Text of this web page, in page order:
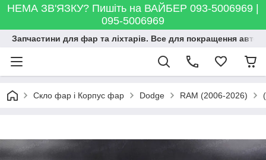
НЕМА ЗВ'ЯЗКУ? Пишіть на ВАЙБЕР 093-5006969 |
095-5006969
Запчастини для фар та ліхтарів. Все для покращення
Скло фар і Корпус фар Dodge RAM (2006-2026)